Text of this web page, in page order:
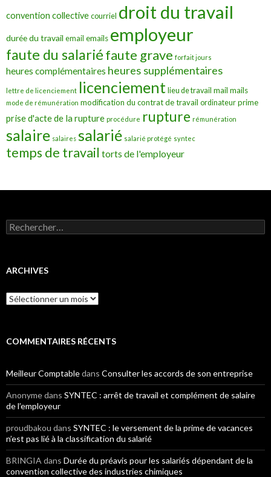
convention collective courriel droit du travail
durée du travail email emails employeur
faute du salariéfaute grave forfait jours
heures complémentaires heures supplémentaires
lettre de licenciement licenciement lieu de travail mail mails
mode de rémunération modification du contrat de travail ordinateur prime
prise d'acte de la rupture procédure rupture rémunération
salaire salaires salarié salarié protégé syntec
temps de travail torts de l'employeur
Rechercher :
ARCHIVES
Archives
COMMENTAIRES RÉCENTS
Meilleur Comptabledans Consulter les accords de son entreprise
Anonymedans SYNTEC : arrêt de travail et complément de salaire
de l’employeur
proudbakou dans SYNTEC : le versement de la prime de vacances
n’est pas lié à la classification du salarié
BRINGIA dans Durée du préavis pour les salariés dépendant de la
convention collective des industries chimiques